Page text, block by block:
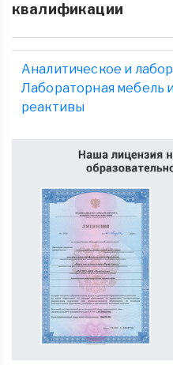
квалификации
Аналитическое и
Лабораторная мебель
реактивы